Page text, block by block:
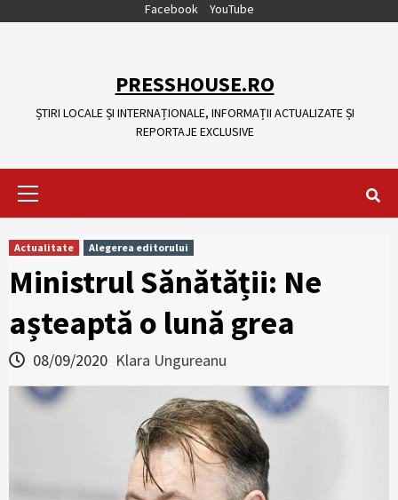
Facebook YouTube
PRESSHOUSE.RO
ȘTIRI LOCALE ȘI INTERNAȚIONALE, INFORMAȚII ACTUALIZATE ȘI
REPORTAJE EXCLUSIVE
Actualitate Alegerea editorului
Ministrul Sănătății: Ne
așteaptă o lună grea
08/09/2020 Klara Ungureanu